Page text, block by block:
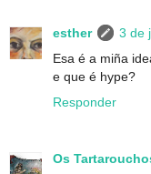
esther
3 de
Esa é a miña
e que é hype?
Responder
Os